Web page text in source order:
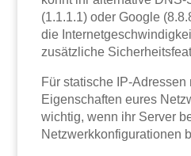
(1.1.1.1) oder Google
die
zusätzliche
Für statische IP-
Eigenschaften eures
wichtig, wenn ihr Server
Netzwerkkonfigurationen